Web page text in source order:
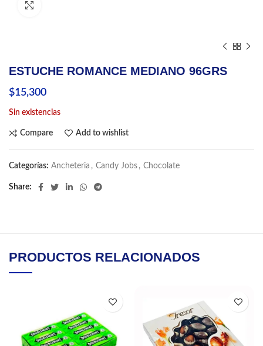
ESTUCHE ROMANCE MEDIANO 96GRS
$15,300
Sin existencias
Compare Add to wishlist
Categorías: Ancheteria , Candy Jobs , Chocolate
Share
PRODUCTOS RELACIONADOS